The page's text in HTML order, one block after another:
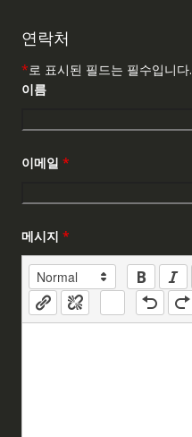
연락처
*로 표시된 필드는 필수입니다.
이름
이메일 *
메시지 *